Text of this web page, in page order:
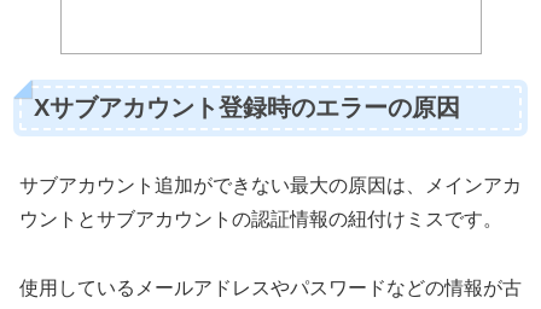
Xサブアカウント登録時のエラーの原因
サブアカウント追加ができない最大の原因は、メインアカ
ウントとサブアカウントの認証情報の紐付けミスです。
使用しているメールアドレスやパスワードなどの情報が古